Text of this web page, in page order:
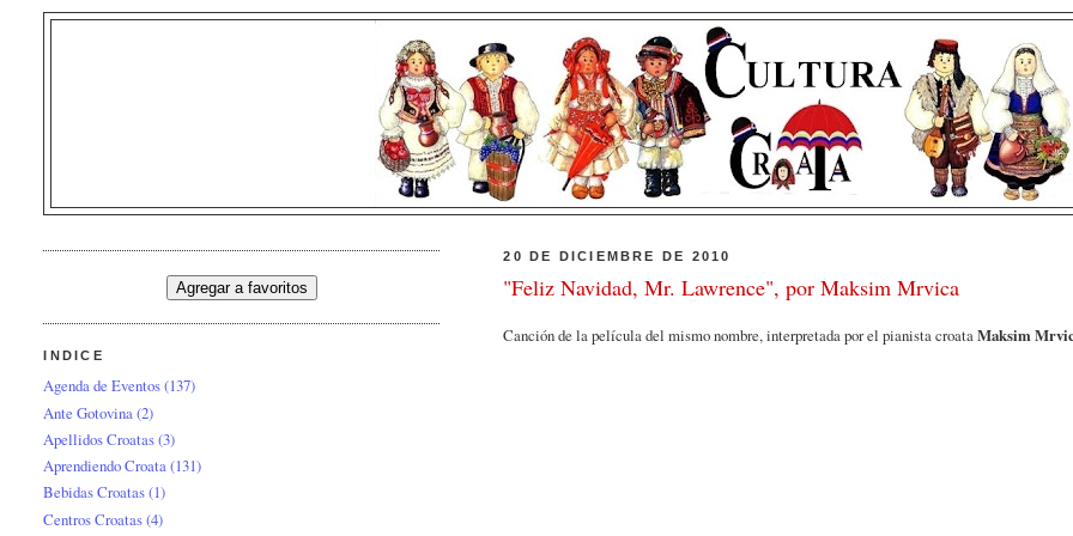
20 DE DICIEMBRE DE 2010
"Feliz Navidad, Mr. Lawrence", por Maksim Mrvica
Canción de la película del mismo nombre, interpretada por el pianista croataMaksim
INDICE
Agenda de Eventos(137)
Ante Gotovina(2)
Apellidos Croatas(3)
Aprendiendo Croata(131)
Bebidas Croatas(1)
Centros Croatas(4)